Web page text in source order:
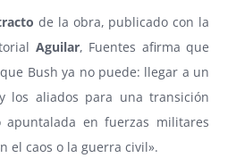
de la obra, publicado con la
Aguilar, Fuentes afirma que
Bush ya no puede: llegar a un
los aliados para una transición
apuntalada en fuerzas militares
el caos o la guerra civil».